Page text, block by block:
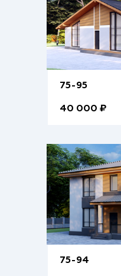
75-95
40 000 ₽
75-94